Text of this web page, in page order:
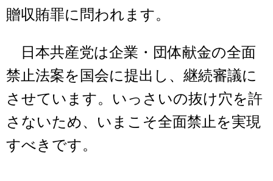
贈収賄罪に問われます。
日本共産党は企業・団体献金の全面
禁止法案を国会に提出し、継続審議に
させています。いっさいの抜け穴を許
さないため、いまこそ全面禁止を実現
すべきです。